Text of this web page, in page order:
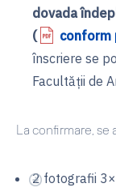
dovada
(
conform
înscriere se
Facultății de
La confirmare, se
2 fotografii